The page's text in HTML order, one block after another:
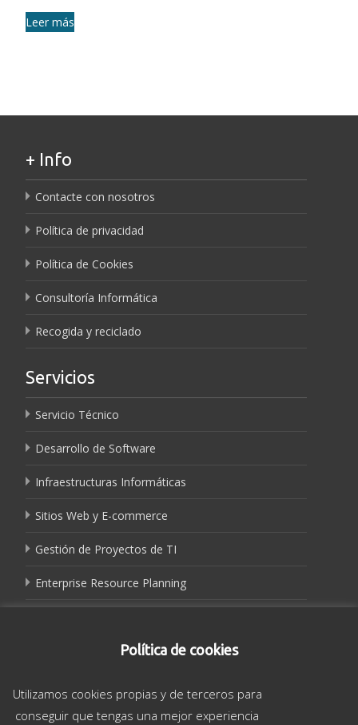
Leer más
+ Info
Contacte con nosotros
Política de privacidad
Política de Cookies
Consultoría Informática
Recogida y reciclado
Servicios
Servicio Técnico
Desarrollo de Software
Infraestructuras Informáticas
Sitios Web y E-commerce
Gestión de Proyectos de TI
Enterprise Resource Planning
Mi cuenta
Política de cookies
Utilizamos cookies propias y de terceros para
conseguir que tengas una mejor experiencia